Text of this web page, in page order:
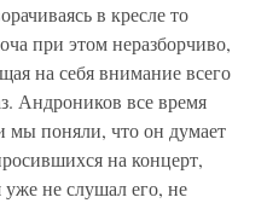
в кресле то
при этом неразборчиво,
на себя внимание всего
Андроников все время
мы поняли, что он думает
на концерт,
не слушал его, не